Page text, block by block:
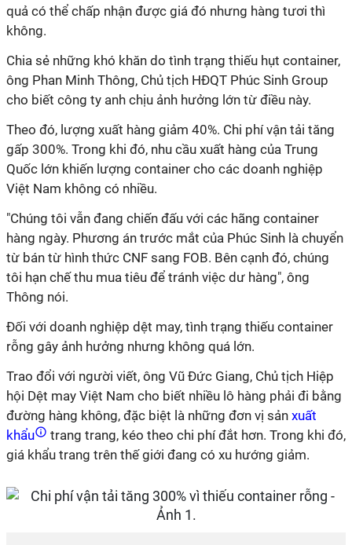
quả có thể chấp nhận được giá đó nhưng hàng tươi thì
không.
Chia sẻ những khó khăn do tình trạng thiếu hụt container,
ông Phan Minh Thông, Chủ tịch HĐQT Phúc Sinh Group
cho biết công ty anh chịu ảnh hưởng lớn từ điều này.
Theo đó, lượng xuất hàng giảm 40%. Chi phí vận tải tăng
gấp 300%. Trong khi đó, nhu cầu xuất hàng của Trung
Quốc lớn khiến lượng container cho các doanh nghiệp
Việt Nam không có nhiều.
"Chúng tôi vẫn đang chiến đấu với các hãng container
hàng ngày. Phương án trước mắt của Phúc Sinh là chuyển
từ bán từ hình thức CNF sang FOB. Bên cạnh đó, chúng
tôi hạn chế thu mua tiêu để tránh việc dư hàng", ông
Thông nói.
Đối với doanh nghiệp dệt may, tình trạng thiếu container
rỗng gây ảnh hưởng nhưng không quá lớn.
Trao đổi với người viết, ông Vũ Đức Giang, Chủ tịch Hiệp
hội Dệt may Việt Nam cho biết nhiều lô hàng phải đi bằng
đường hàng không, đặc biệt là những đơn vị sản xuất
khẩu
trang trang, kéo theo chi phí đắt hơn. Trong khi đó,
giá khẩu trang trên thế giới đang có xu hướng giảm.